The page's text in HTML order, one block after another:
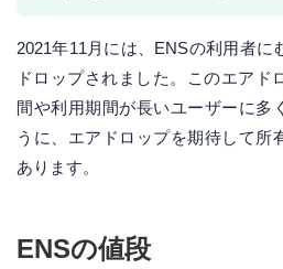
2021年11月には、ENSの利用者に
ドロップされました。このエアド
間や利用期間が長いユーザーに多
うに、エアドロップを期待して所
あります。
ENSの値段